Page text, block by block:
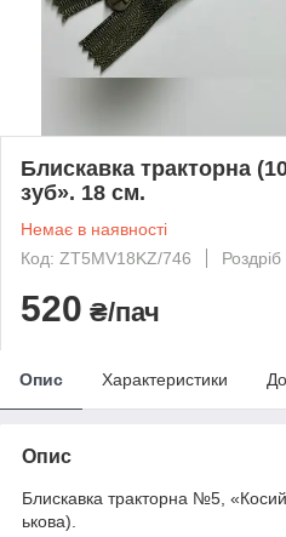
Блискавка тракторна
зуб». 18 см.
Немає в наявності
Код: ZT5MV18KZ/746
Роздріб
520 ₴/пач
Опис Характеристики
Опис
Блискавка тракторна №5,
ькова).